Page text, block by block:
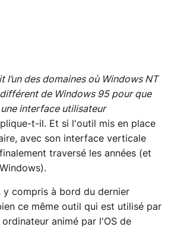
l’un des domaines où Windows NT
de Windows 95 pour que
interface utilisateur
t-il. Et si l'outil mis en place
avec son interface verticale
traversé les années (et
y compris à bord du dernier
ce même outil qui est utilisé par
animé par l'OS de